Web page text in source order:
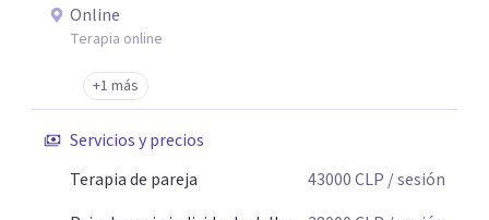
Online
Terapia online
+1 más
Servicios y precios
Terapia de pareja
43000CLP / sesión